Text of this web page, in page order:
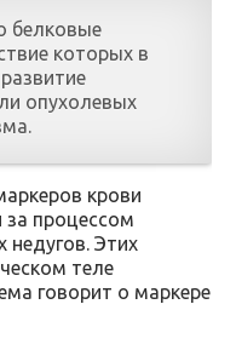
белковые
которых в
опухолевых
крови
за процессом
недугов. Этих
теле
говорит о маркере